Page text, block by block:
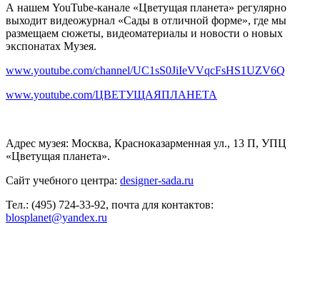
А нашем YouTube-канале «Цветущая планета» регулярно
выходит видеожурнал «Сады в отличной форме», где мы
размещаем сюжеты, видеоматериалы и новости о новых
экспонатах Музея.
www.youtube.com/channel/UC1sS0JiIeVVqcFsHS1UZV6Q
www.youtube.com/ЦВЕТУЩАЯПЛАНЕТА
Адрес музея: Москва, Красноказарменная ул., 13 П, УПЦ
«Цветущая планета».
Сайт учебного центра: designer-sada.ru
Тел.: (495) 724-33-92, почта для контактов:
blosplanet@yandex.ru